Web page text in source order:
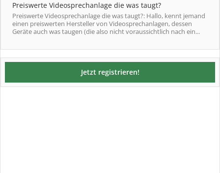
Preiswerte Videosprechanlage die was taugt?
Preiswerte Videosprechanlage die was taugt?: Hallo, kennt jemand
einen preiswerten Hersteller von Videosprechanlagen, dessen
Geräte auch was taugen (die also nicht voraussichtlich nach ein...
Jetzt registrieren!